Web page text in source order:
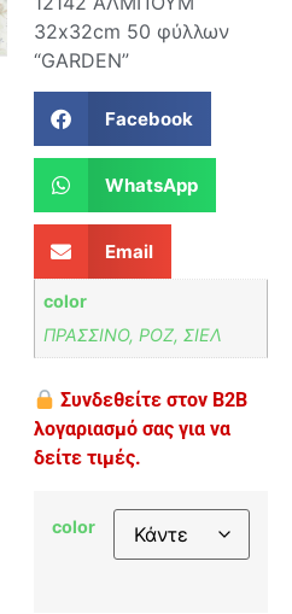
32x32cm 50 φύλλων
“GARDEN”
Facebook
WhatsApp
Email
color
ΠΡΑΣΣΙΝΟ, ΡΟΖ, ΣΙΕΛ
Συνδεθείτε στον B2B
λογαριασμό σας για να
δείτε τιμές.
color